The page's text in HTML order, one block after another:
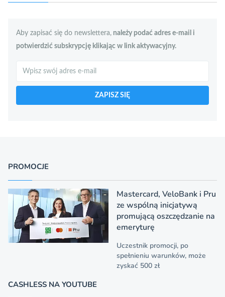
Aby zapisać się do newslettera, należy podać adres e-mail i
potwierdzić subskrypcję klikając w link aktywacyjny.
ZAPISZ SIĘ
PROMOCJE
Mastercard, VeloBank i Pru
ze wspólną inicjatywą
promującą oszczędzanie na
emeryturę
Uczestnik promocji, po
spełnieniu warunków, może
zyskać 500 zł
CASHLESS NA YOUTUBE